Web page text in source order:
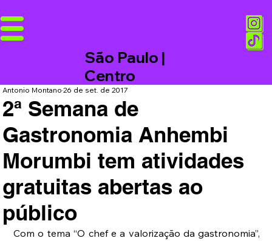
São Paulo |
Centro
2ª Semana de
Gastronomia Anhembi
Morumbi tem atividades
gratuitas abertas ao
público
Antonio Montano26 de set. de 2017
Com o tema “O chef e a valorização da gastronomia”,